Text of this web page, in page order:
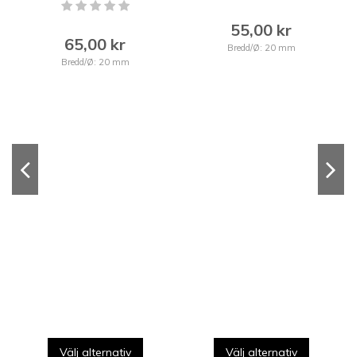
65,00 kr
Bredd/Ø: 20 mm
Välj alternativ
55,00 kr
Bredd/Ø: 20 mm
Välj alternativ